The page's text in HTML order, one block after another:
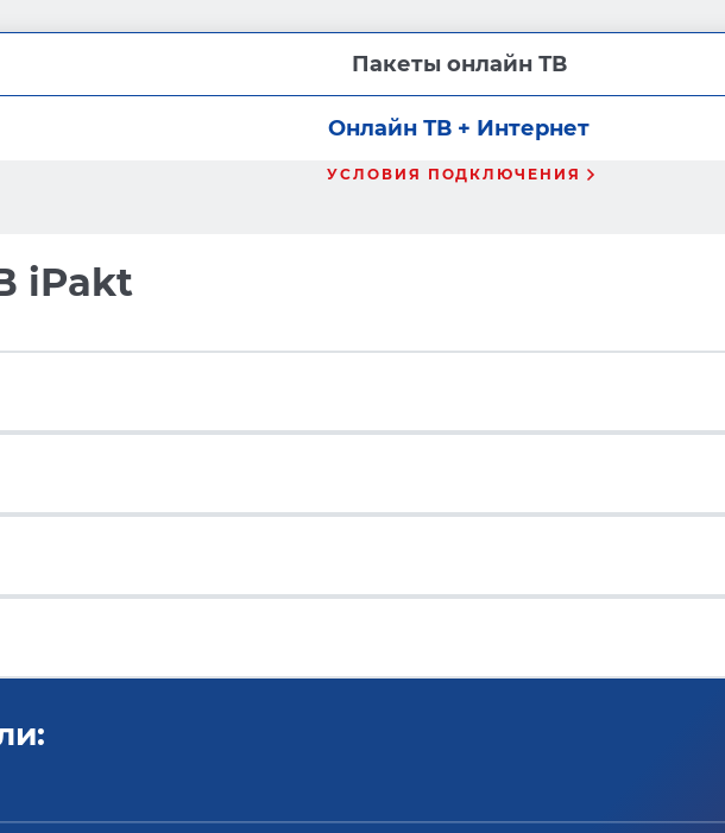
Пакеты онлайн ТВ
Онлайн ТВ + Интернет
УСЛОВИЯ ПОДКЛЮЧЕНИЯ
iPakt